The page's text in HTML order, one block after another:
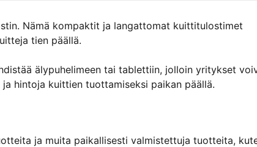
Nämä kompaktit ja langattomat kuittitulostimet
tien päällä.
älypuhelimeen tai tablettiin, jolloin yritykset
hintoja kuittien tuottamiseksi paikan päällä.
ja muita paikallisesti valmistettuja tuotteita,